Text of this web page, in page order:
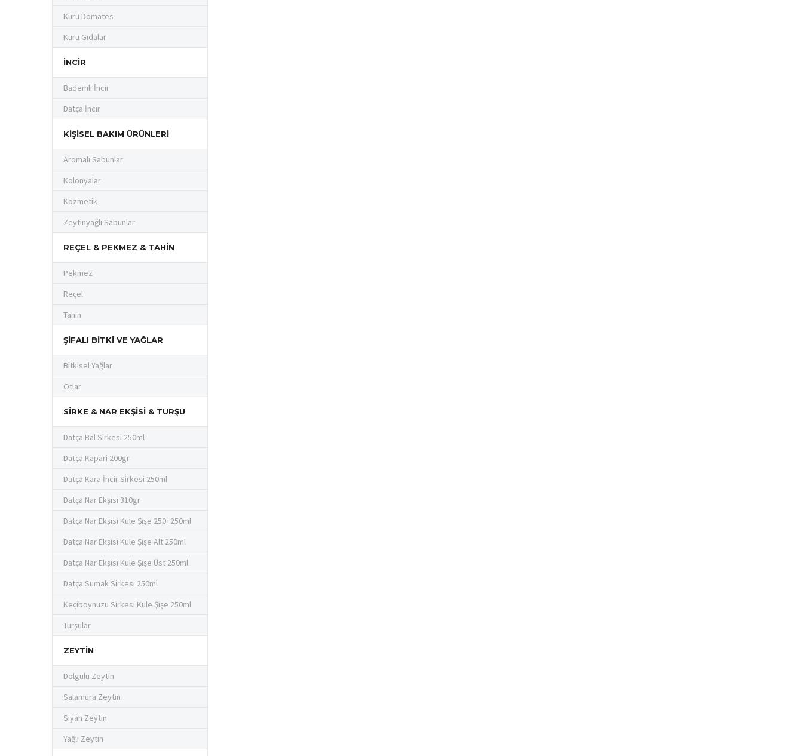
Kuru Domates
Kuru Gıdalar
İNCIR
Bademli İncir
Datça İncir
KIŞISEL BAKIM ÜRÜNLERI
Aromalı Sabunlar
Kolonyalar
Kozmetik
Zeytinyağlı Sabunlar
REÇEL & PEKMEZ & TAHIN
Pekmez
Reçel
Tahin
ŞIFALI BITKI VE YAĞLAR
Bitkisel Yağlar
Otlar
SIRKE & NAR EKŞISI & TURŞU
Datça Bal Sirkesi 250ml
Datça Kapari 200gr
Datça Kara İncir Sirkesi 250ml
Datça Nar Ekşisi 310gr
Datça Nar Ekşisi Kule Şişe 250+250ml
Datça Nar Ekşisi Kule Şişe Alt 250ml
Datça Nar Ekşisi Kule Şişe Üst 250ml
Datça Sumak Sirkesi 250ml
Keçiboynuzu Sirkesi Kule Şişe 250ml
Turşular
ZEYTIN
Dolgulu Zeytin
Salamura Zeytin
Siyah Zeytin
Yağlı Zeytin